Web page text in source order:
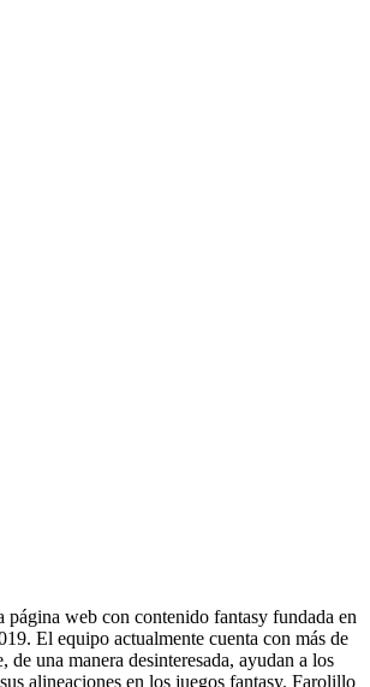
página web con contenido fantasy fundada en
El equipo actualmente cuenta con más de
de una manera desinteresada, ayudan a los
alineaciones en los juegos fantasy. Farolillo